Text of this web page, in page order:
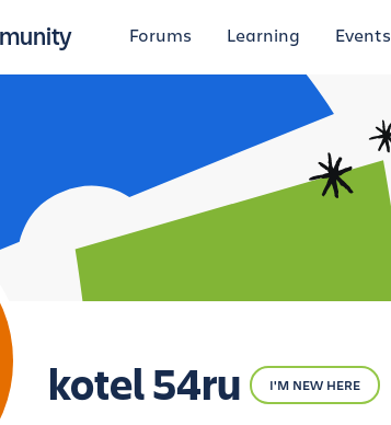
Forums Learning Events
kotel 54ru I'M NEW HERE